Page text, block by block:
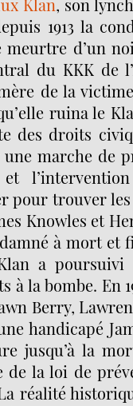
1913 la
meurtre d’un
du KKK de
de la
ruina le
des droits
marche de
pour trouver les
Knowles et
à mort et
a
à la bombe. En
Berry,
handicapé
jusqu’à la
de la loi de
réalité